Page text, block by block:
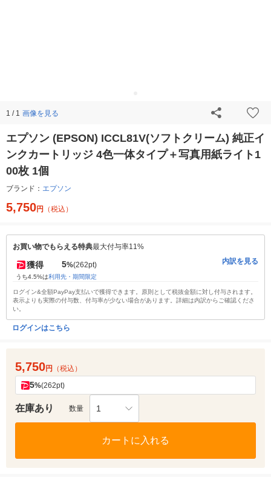
1 / 1 画像を見る
エプソン (EPSON) ICCL81V(ソフトクリーム) 純正イ
ンクカートリッジ 4色一体タイプ＋写真用紙ライト1
00枚 1個
ブランド： エプソン
5,750円 （税込）
お買い物でもらえる特典最大付与率11%
獲得 5%(262pt)
うち4.5%は利用先・期間限定
内訳を見る
ログイン&全額PayPay支払いで獲得できます。原則として税抜金額に対し付与されます。
表示よりも実際の付与数、付与率が少ない場合があります。詳細は内訳からご確認くださ
い。
ログインはこちら
5,750円 （税込）
5%(262pt)
在庫あり 数量 1
カートに入れる